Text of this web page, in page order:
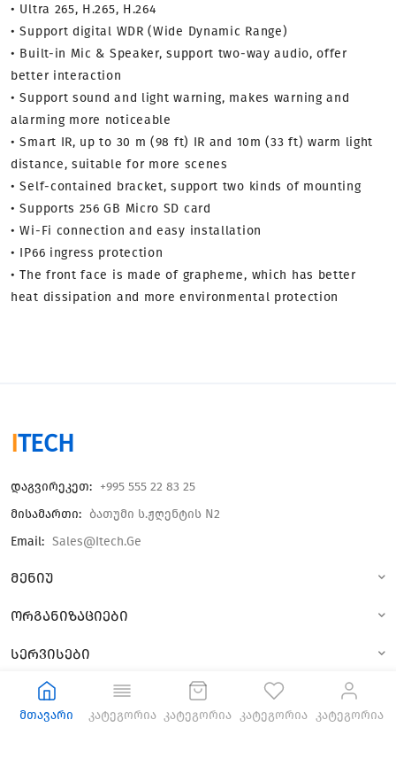
მთავარი კატეგორია კატეგორია კატეგორია კატეგორია
• Ultra 265, H.265, H.264
• Support digital WDR (Wide Dynamic Range)
• Built-in Mic & Speaker, support two-way audio, offer
better interaction
• Support sound and light warning, makes warning and
alarming more noticeable
• Smart IR, up to 30 m (98 ft) IR and 10m (33 ft) warm light
distance, suitable for more scenes
• Self-contained bracket, support two kinds of mounting
• Supports 256 GB Micro SD card
• Wi-Fi connection and easy installation
• IP66 ingress protection
• The front face is made of grapheme, which has better
heat dissipation and more environmental protection
ITECH
Დაგვირეკეთ: +995 555 22 83 25
Მისამართი: Ბათუმი Ს.ჟღენტის N2
Email: Sales@itech.ge
მენიუ
ორგანიზაციები
სერვისები
© 2023 All Rights Reseved.